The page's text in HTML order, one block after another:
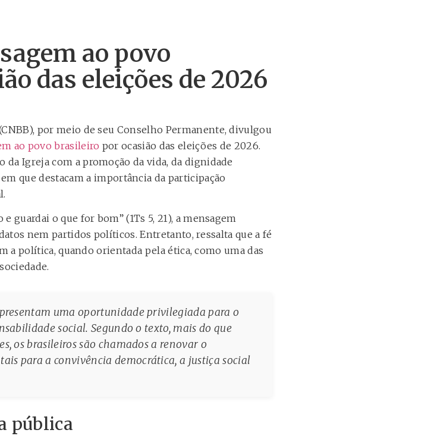
ao povo
das eleições de 2026
por meio de seu Conselho Permanente, divulgou
ao povo brasileiro por ocasião das eleições de 2026.
Igreja com a promoção da vida, da dignidade
que destacam a importância da participação
guardai o que for bom” (1Ts 5, 21), a mensagem
nem partidos políticos. Entretanto, ressalta que a fé
a política, quando orientada pela ética, como uma das
uma oportunidade privilegiada para o
social. Segundo o texto, mais do que
os brasileiros são chamados a renovar o
para a convivência democrática, a justiça social
pública